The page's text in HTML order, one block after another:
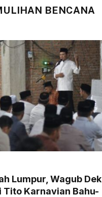
BENCANA
Lumpur, Wagub Dek
Tito Karnavian Bahu-